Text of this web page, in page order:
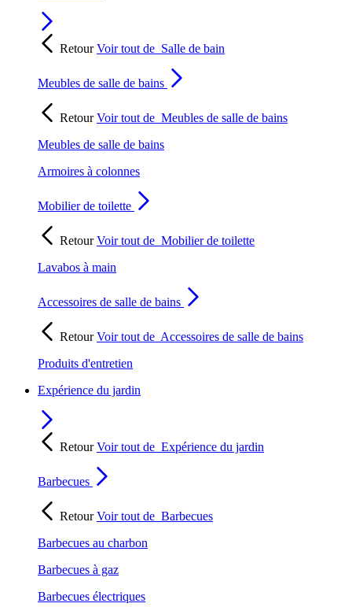
RetourVoir tout de Salle de bain
Meubles de salle de bains
RetourVoir tout de Meubles de salle de bains
Meubles de salle de bains
Armoires à colonnes
Mobilier de toilette
RetourVoir tout de Mobilier de toilette
Lavabos à main
Accessoires de salle de bains
RetourVoir tout de Accessoires de salle de bains
Produits d'entretien
Expérience du jardin
RetourVoir tout de Expérience du jardin
Barbecues
RetourVoir tout de Barbecues
Barbecues au charbon
Barbecues à gaz
Barbecues électriques